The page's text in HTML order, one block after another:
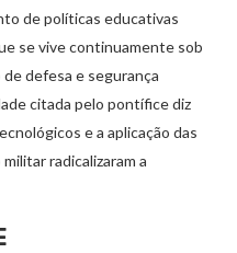
de políticas educativas
se vive continuamente sob
defesa e segurança
citada pelo pontífice diz
e a aplicação das
radicalizaram a